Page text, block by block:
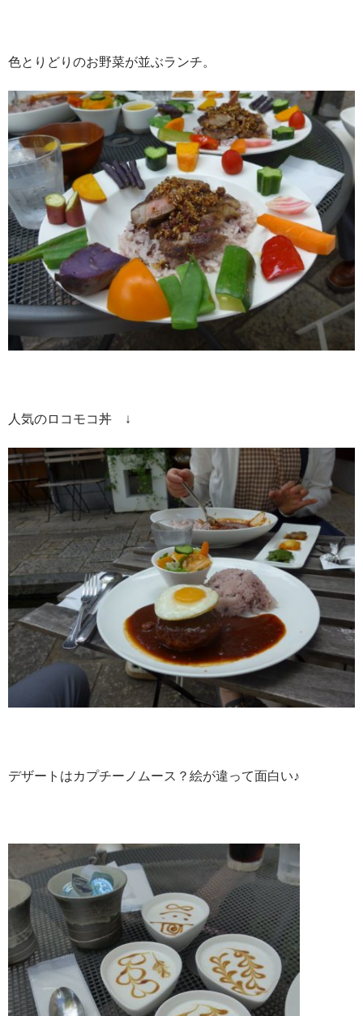
色とりどりのお野菜が並ぶランチ。
人気のロコモコ丼 ↓
デザートはカプチーノムース？絵が違って面白い♪